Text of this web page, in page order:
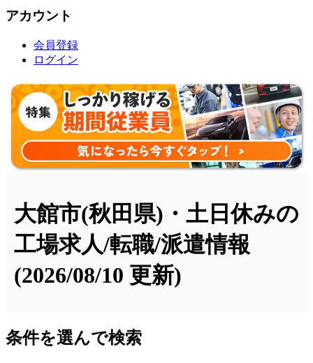
アカウント
会員登録
ログイン
大館市(秋田県)・土日休みの
工場求人/転職/派遣情報
(2026/08/10 更新)
条件を選んで検索